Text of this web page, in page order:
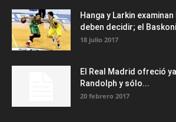
Hanga y Larkin
deben decidir; el
18 julio 2017
El Real Madrid ofreció
Randolph y sólo...
20 febrero 2017